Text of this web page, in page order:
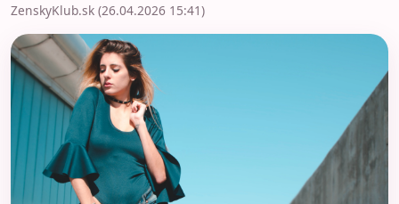
ZenskyKlub.sk (26.04.2026 15:41)